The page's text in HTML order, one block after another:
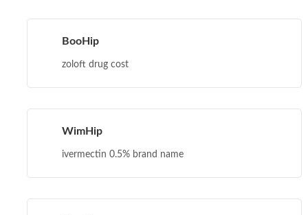
BooHip
zoloft drug cost
WimHip
ivermectin 0.5% brand name